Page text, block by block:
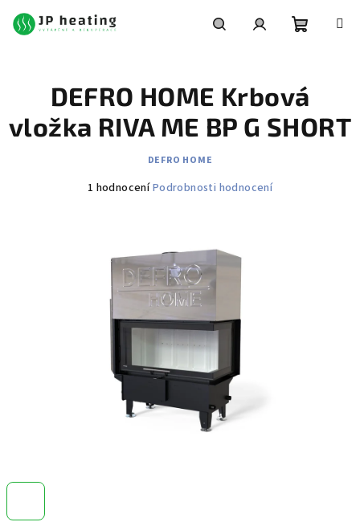
obsah
košík
DEFRO HOME Krbová
vložka RIVA ME BP G SHORT
DEFRO HOME
Průměrné
hvězdiček.
1 hodnoceníPodrobnosti hodnocení